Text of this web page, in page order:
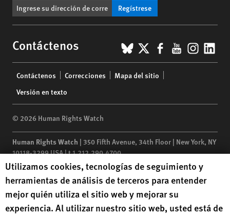
Regístrese
Contáctenos BlueSky
X Facebook
YouTube
menu
Contáctenos Correcciones
Mapa del sitio
Versión en texto
© 2026 Human Rights Watch
Human Rights Watch | 350 Fifth Avenue, 34th Floor | New York, NY
10118-3299USA|t1.212.290.4700
Human Rights Watchis a 501(C)(3) nonprofit registered in the US
under EIN: 13-2875808
Human Rights Watch cookie preferences
Utilizamos cookies, tecnologías de seguimiento y
herramientas de análisis de terceros para entender
mejor quién utiliza el sitio web y mejorar su
experiencia. Al utilizar nuestro sitio web, usted está de